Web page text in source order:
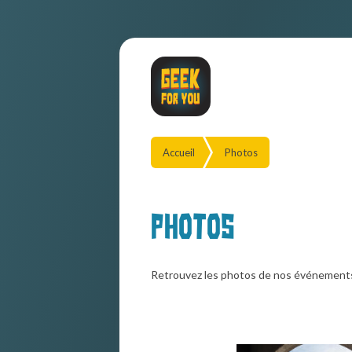
Accueil Photos
Photos
Retrouvez les photos de nos